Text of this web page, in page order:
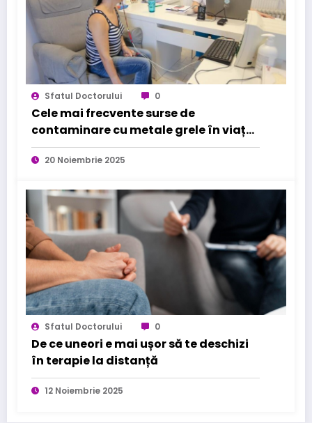
Sfatul Doctorului 0
Cele mai frecvente surse de
contaminare cu metale grele în viața
de zi cu zi
20 Noiembrie 2025
Sfatul Doctorului 0
De ce uneori e mai ușor să te deschizi
în terapie la distanță
12 Noiembrie 2025